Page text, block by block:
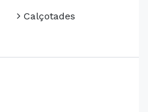
Calçotades